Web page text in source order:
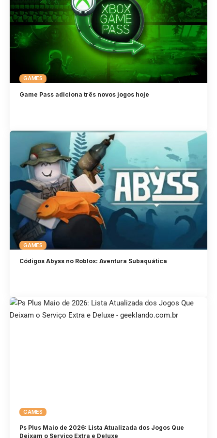
GAMES
Game Pass adiciona três novos jogos hoje
GAMES
Códigos Abyss no Roblox: Aventura Subaquática
GAMES
Ps Plus Maio de 2026: Lista Atualizada dos Jogos Que
Deixam o Serviço Extra e Deluxe